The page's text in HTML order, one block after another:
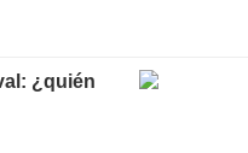
¿quién